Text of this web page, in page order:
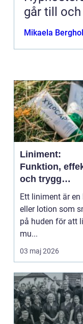
går till
Mikaela
Liniment:
Funktion,
och trygg
användning
Ett liniment är en
eller lotion som
på huden för att
mu...
03 maj 2026